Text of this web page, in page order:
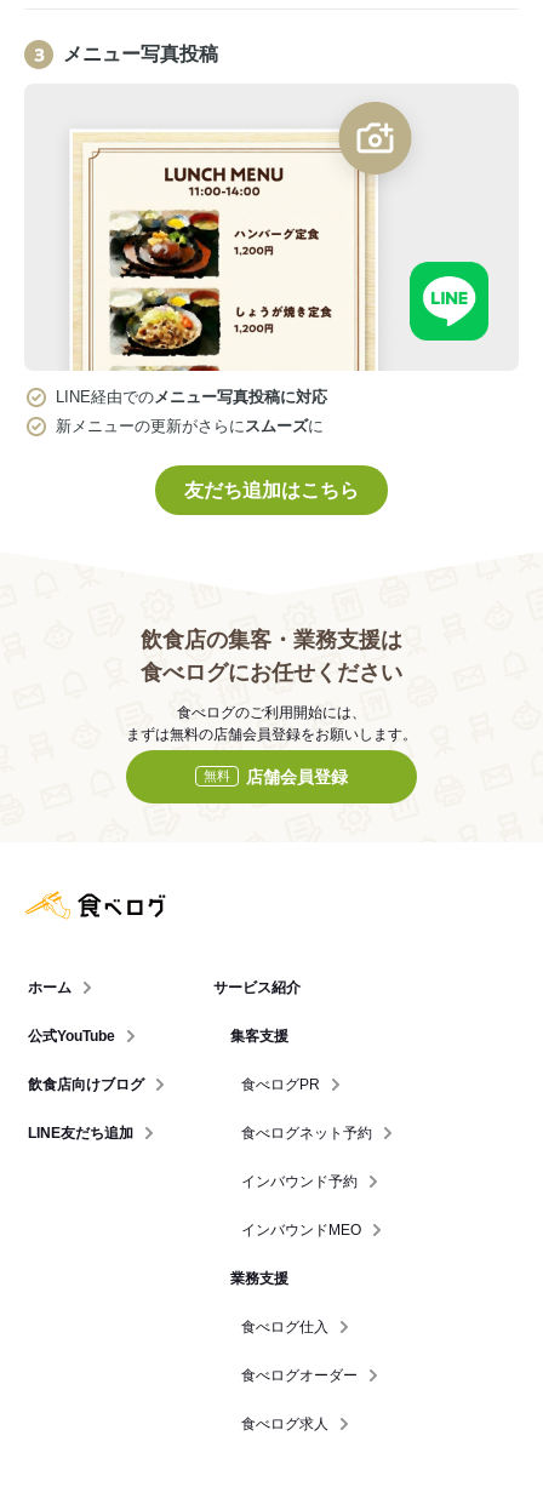
メニュー写真投稿
LINE経由でのメニュー写真投稿に対応
新メニューの更新がさらにスムーズに
友だち追加はこちら
飲食店の集客・業務支援は
食べログにお任せください
食べログのご利用開始には、
まずは無料の店舗会員登録をお願いします。
無料 店舗会員登録
ホーム
公式YouTube
飲食店向けブログ
LINE友だち追加
サービス紹介
集客支援
食べログPR
食べログネット予約
インバウンド予約
インバウンドMEO
業務支援
食べログ仕入
食べログオーダー
食べログ求人